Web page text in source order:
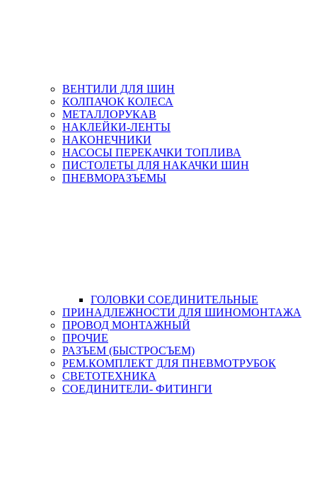
ВЕНТИЛИ ДЛЯ ШИН
КОЛПАЧОК КОЛЕСА
МЕТАЛЛОРУКАВ
НАКЛЕЙКИ-ЛЕНТЫ
НАКОНЕЧНИКИ
НАСОСЫ ПЕРЕКАЧКИ ТОПЛИВА
ПИСТОЛЕТЫ ДЛЯ НАКАЧКИ ШИН
ПНЕВМОРАЗЪЕМЫ
ГОЛОВКИ СОЕДИНИТЕЛЬНЫЕ
ПРИНАДЛЕЖНОСТИ ДЛЯ ШИНОМОНТАЖА
ПРОВОД МОНТАЖНЫЙ
ПРОЧИЕ
РАЗЪЕМ (БЫСТРОСЪЕМ)
РЕМ.КОМПЛЕКТ ДЛЯ ПНЕВМОТРУБОК
СВЕТОТЕХНИКА
СОЕДИНИТЕЛИ- ФИТИНГИ